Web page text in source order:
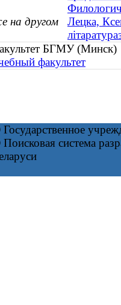
на другом
Лецка,
БГМУ
факультет
система